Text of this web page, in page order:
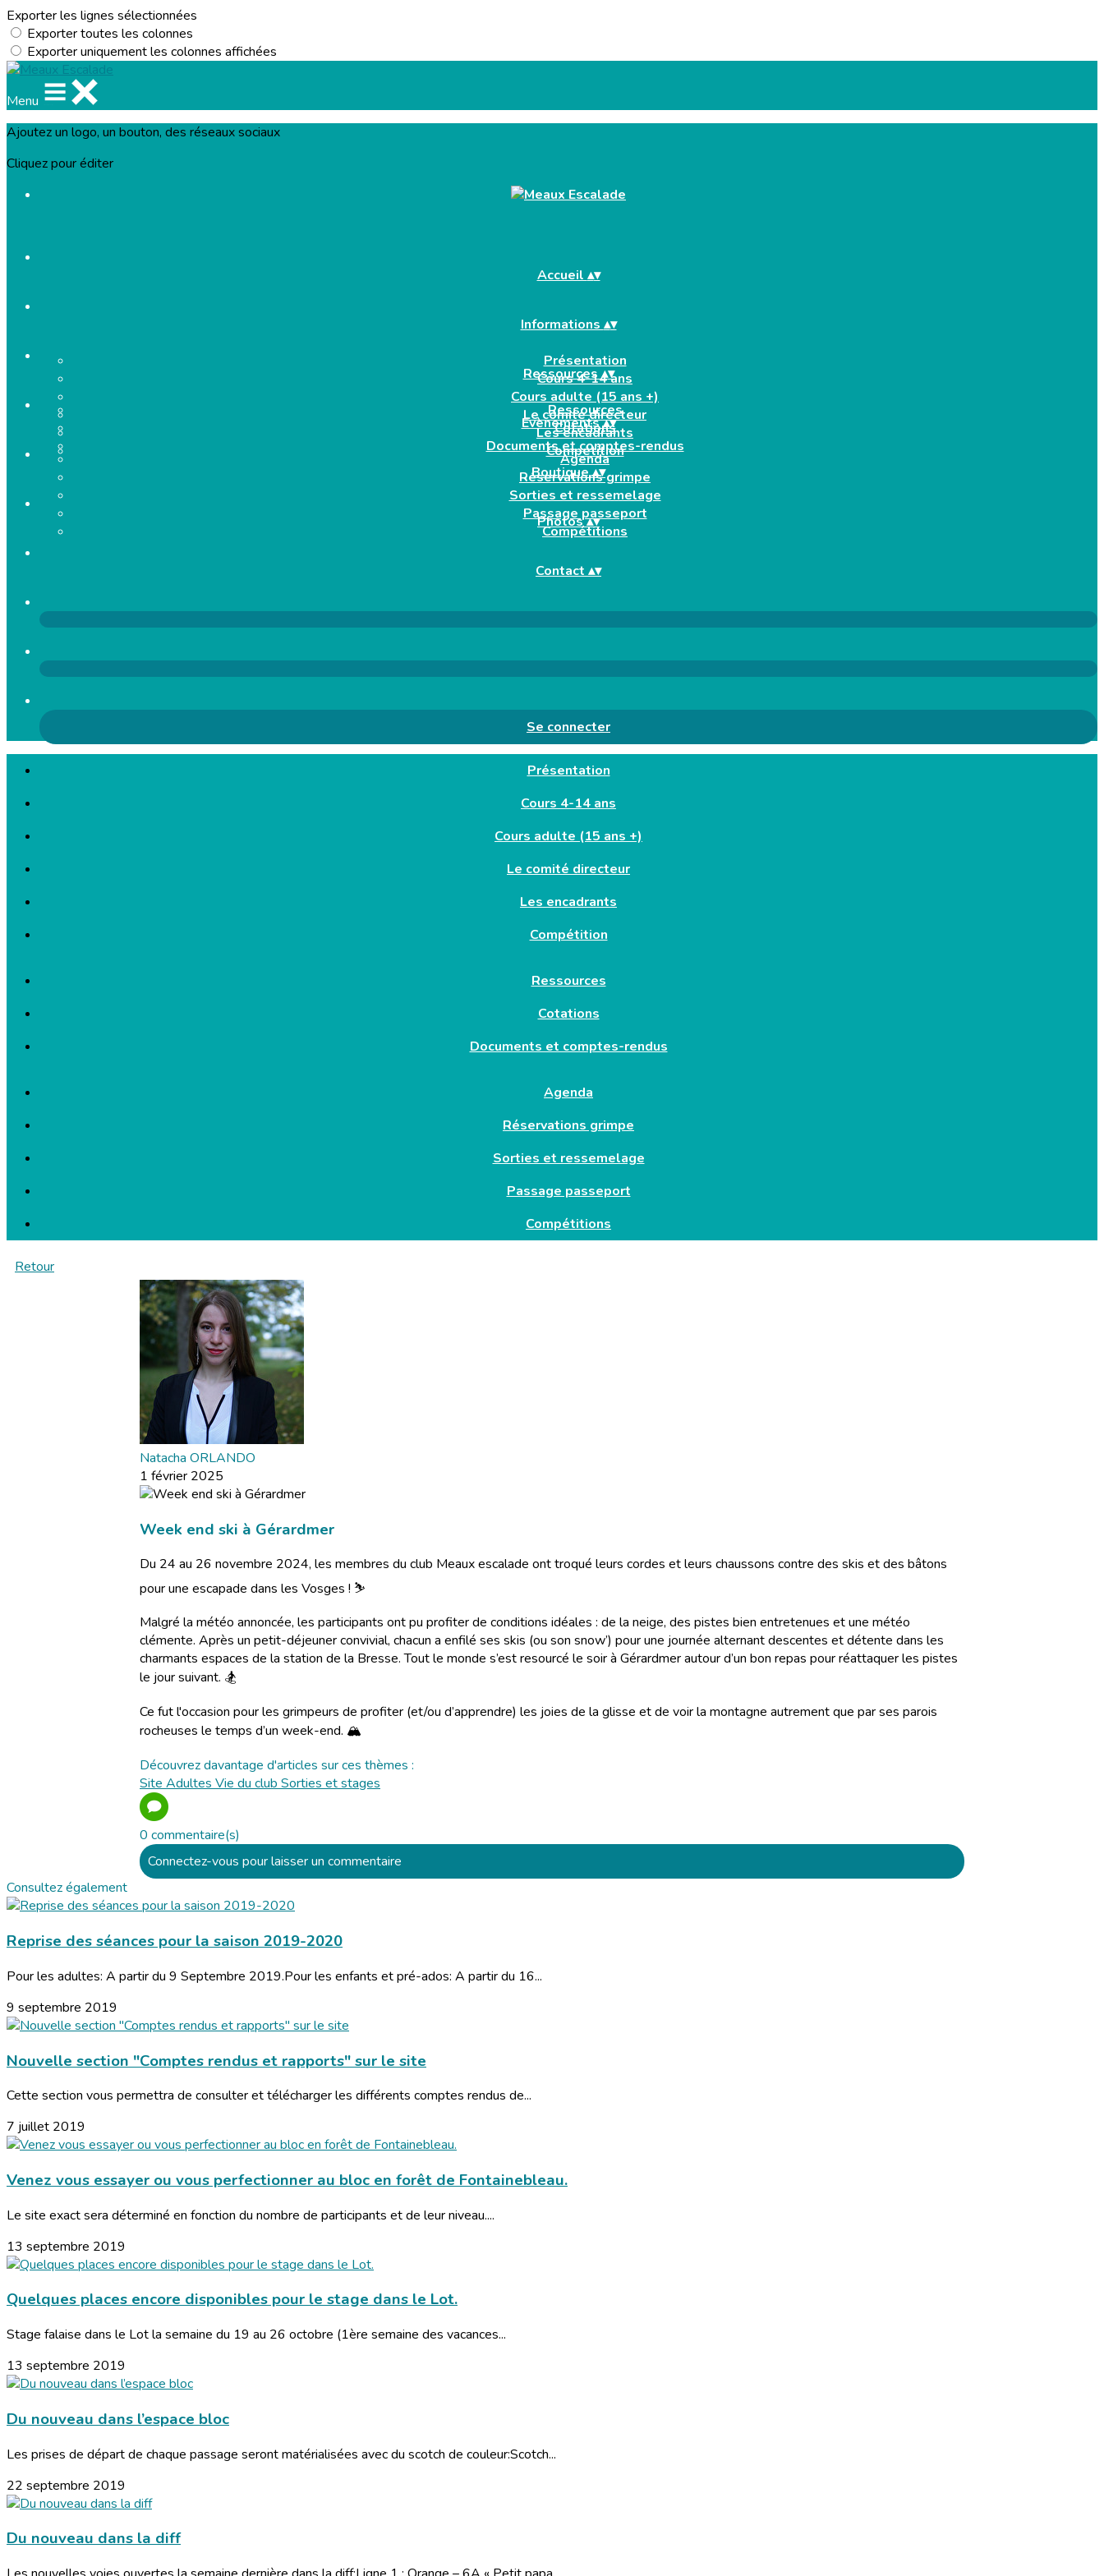
Exporter les lignes sélectionnées
Exporter toutes les colonnes
Exporter uniquement les colonnes affichées
Menu
Ajoutez un logo, un bouton, des réseaux sociaux
Cliquez pour éditer
Accueil ▴▾
Informations ▴▾
Présentation
Cours 4-14 ans
Cours adulte (15 ans +)
Le comité directeur
Les encadrants
Compétition
Ressources▴▾
Ressources
Cotations
Documents et comptes-rendus
Evènements▴▾
Agenda
Réservations grimpe
Sorties et ressemelage
Passage passeport
Compétitions
Boutique▴▾
Photos▴▾
Contact ▴▾
Se connecter
Présentation
Cours 4-14 ans
Cours adulte (15 ans +)
Le comité directeur
Les encadrants
Compétition
Ressources
Cotations
Documents et comptes-rendus
Agenda
Réservations grimpe
Sorties et ressemelage
Passage passeport
Compétitions
Retour
Natacha ORLANDO
1 février 2025
Week end ski à Gérardmer
Du 24 au 26 novembre 2024, les membres du club Meaux escalade ont troqué leurs cordes et leurs chaussons contre des skis et des bâtons
pour une escapade dans les Vosges ! ⛷️
Malgré la météo annoncée, les participants ont pu profiter de conditions idéales : de la neige, des pistes bien entretenues et une météo
clémente. Après un petit-déjeuner convivial, chacun a enfilé ses skis (ou son snow’) pour une journée alternant descentes et détente dans les
charmants espaces de la station de la Bresse. Tout le monde s’est resourcé le soir à Gérardmer autour d’un bon repas pour réattaquer les pistes
le jour suivant. 🏂
Ce fut l'occasion pour les grimpeurs de profiter (et/ou d’apprendre) les joies de la glisse et de voir la montagne autrement que par ses parois
rocheuses le temps d’un week-end. 🏔️
Découvrez davantage d'articles sur ces thèmes :
SiteAdultesVie du clubSorties et stages
0 commentaire(s)
Connectez-vous pour laisser un commentaire
Consultez également
Reprise des séances pour la saison 2019-2020
Pour les adultes: A partir du 9 Septembre 2019.Pour les enfants et pré-ados: A partir du 16...
9 septembre 2019
Nouvelle section "Comptes rendus et rapports" sur le site
Cette section vous permettra de consulter et télécharger les différents comptes rendus de...
7 juillet 2019
Venez vous essayer ou vous perfectionner au bloc en forêt de Fontainebleau.
Le site exact sera déterminé en fonction du nombre de participants et de leur niveau....
13 septembre 2019
Quelques places encore disponibles pour le stage dans le Lot.
Stage falaise dans le Lot la semaine du 19 au 26 octobre (1ère semaine des vacances...
13 septembre 2019
Du nouveau dans l’espace bloc
Les prises de départ de chaque passage seront matérialisées avec du scotch de couleur:Scotch...
22 septembre 2019
Du nouveau dans la diff